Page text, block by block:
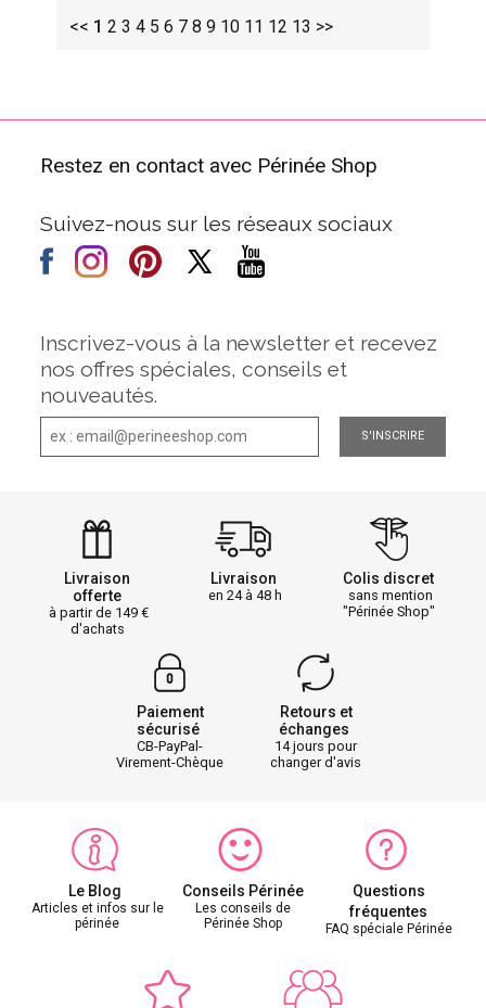
<< 1 2 3 4 5 6 7 8 9 10 11 12 13 >>
Restez en contact avec Périnée Shop
Suivez-nous sur les réseaux sociaux
Inscrivez-vous à la newsletter et recevez
nos offres spéciales, conseils et
nouveautés.
S'INSCRIRE
Livraison
offerte
à partir de 149
d'achats
Livraison
en 24 à 48 h
Colis discret
sans mention
"Périnée Shop"
Paiement
sécurisé
CB-PayPal-
Virement-Chèque
Retours et
échanges
14 jours pour
changer d'avis
Le Blog
Articles et infos sur le
périnée
Conseils Périnée
Les conseils de
Périnée Shop
Questions
fréquentes
FAQ spéciale Périnée